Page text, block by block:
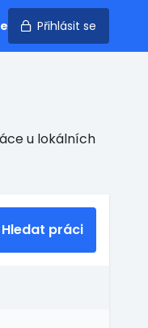
Přihlásit se
u lokálních
Hledat práci